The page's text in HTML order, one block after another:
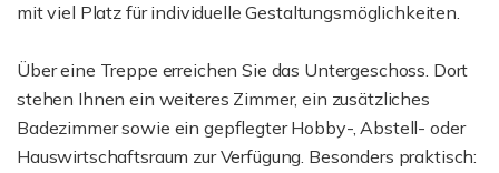
mit viel Platz für individuelle Gestaltungsmöglichkeiten.
Über eine Treppe erreichen Sie das Untergeschoss. Dort
stehen Ihnen ein weiteres Zimmer, ein zusätzliches
Badezimmer sowie ein gepflegter Hobby-, Abstell- oder
Hauswirtschaftsraum zur Verfügung. Besonders praktisch: